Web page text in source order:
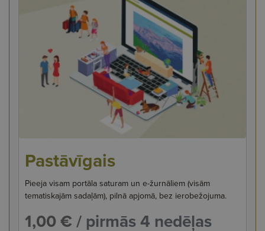
Pastāvīgais
Pieeja visam portāla saturam un e-žurnāliem (visām
tematiskajām sadaļām), pilnā apjomā, bez ierobežojuma.
1,00 €/ pirmās 4 nedēļas